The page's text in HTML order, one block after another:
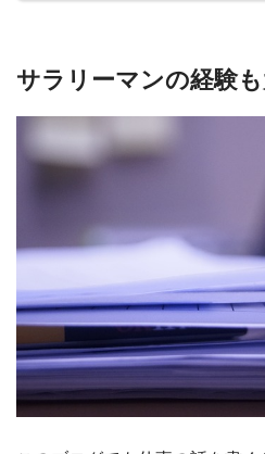
サラリーマンの経験